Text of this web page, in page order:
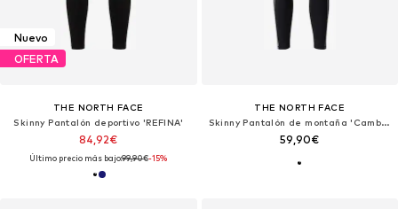
Nuevo
OFERTA
THE NORTH FACE
Skinny Pantalón deportivo 'REFINA'
84,92€
Último precio más bajo:99,90€-15%
THE NORTH FACE
Skinny Pantalón de montaña 'Cambrena'
59,90€